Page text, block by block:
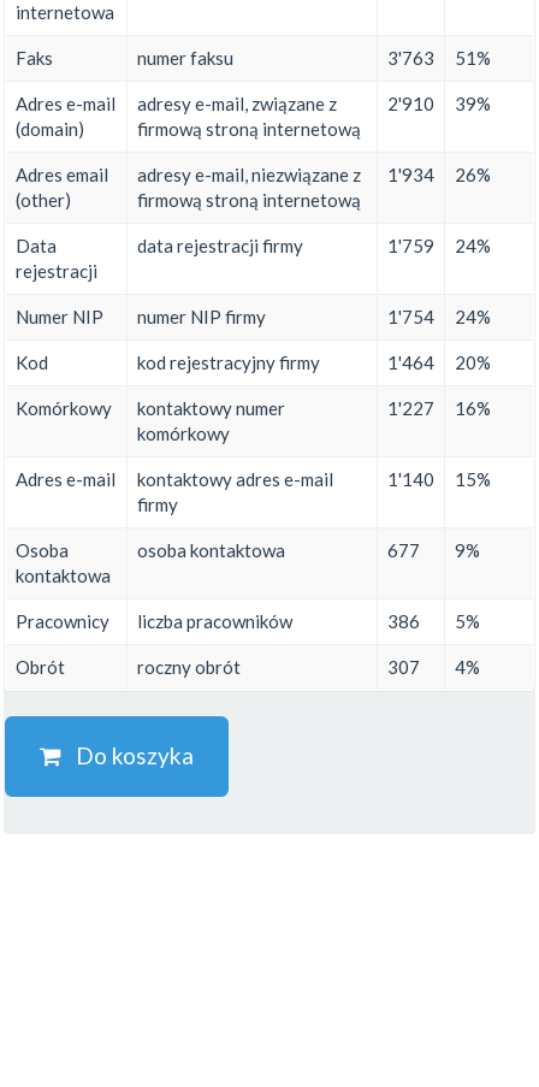
internetowa
Faks numer faksu 3'763 51%
Adres e-mail
(domain)
adresy e-mail, związane z
firmową stroną internetową
2'910 39%
Adres email
(other)
adresy e-mail, niezwiązane z
firmową stroną internetową
1'934 26%
Data
rejestracji
data rejestracji firmy 1'759 24%
Numer NIP numer NIP firmy 1'754 24%
Kod kod rejestracyjny firmy 1'464 20%
Komórkowy
kontaktowy numer
komórkowy
1'227 16%
Adres e-mail
kontaktowy adres e-mail
firmy
1'140 15%
Osoba
kontaktowa
osoba kontaktowa 677 9%
Pracownicy liczba pracowników 386 5%
Obrót roczny obrót 307 4%
Do koszyka